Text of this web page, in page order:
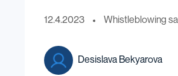
12.4.2023 Whistleblowing
Desislava Bekyarova